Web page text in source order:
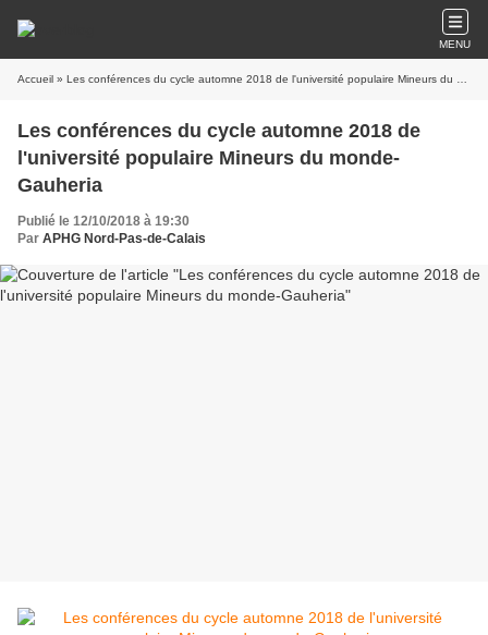
MENU
Accueil » Les conférences du cycle automne 2018 de l'université populaire Mineurs du monde-Gauheria
Les conférences du cycle automne 2018 de
l'université populaire Mineurs du monde-
Gauheria
Publié le 12/10/2018 à 19:30
Par APHG Nord-Pas-de-Calais